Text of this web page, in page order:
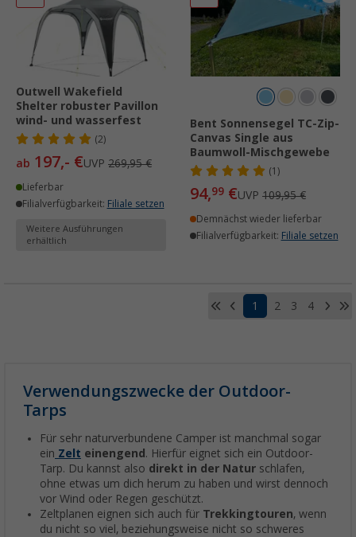
Outwell Wakefield
Shelter robuster Pavillon
wind- und wasserfest
(2)
ab 197,- €UVP 269,95 €
Lieferbar
Filialverfügbarkeit: Filiale setzen
Weitere Ausführungen
erhältlich
Bent Sonnensegel TC-Zip-
Canvas Single aus
Baumwoll-Mischgewebe
(1)
94,99 €UVP 109,95 €
Demnächst wieder lieferbar
Filialverfügbarkeit: Filiale setzen
1 2 3 4
Verwendungszwecke der Outdoor-
Tarps
Für sehr naturverbundene Camper ist manchmal sogar
ein Zelt einengend . Hierfür eignet sich ein Outdoor-
Tarp. Du kannst also direkt in der Natur schlafen,
ohne etwas um dich herum zu haben und wirst dennoch
vor Wind oder Regen geschützt.
Zeltplanen eignen sich auch für Trekkingtouren, wenn
du nicht so viel, beziehungsweise nicht so schweres